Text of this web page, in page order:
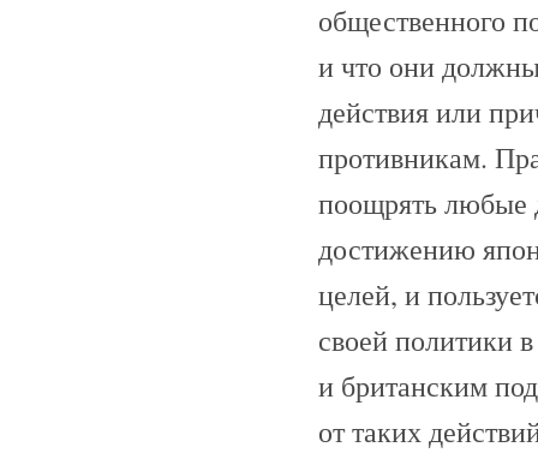
общественного
и что они
действия или
противникам.
поощрять любые
достижению
целей, и
своей политики
и британским
от таких